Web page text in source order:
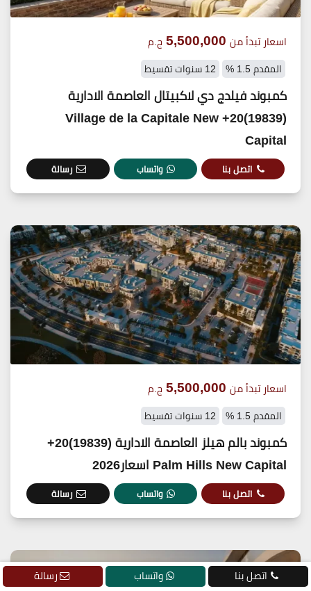
اسعار تبدأ من 5,500,000 ج.م
المقدم 1.5 % 12 سنوات تقسيط
كمبوند فيلدج دي لاكبيتال العاصمة الادارية
(19839)20+ Village de la Capitale New
Capital
اتصل بنا واتساب رسالة
اسعار تبدأ من 5,500,000 ج.م
المقدم 1.5 % 12 سنوات تقسيط
كمبوند بالم هيلز العاصمة الادارية (19839)20+
Palm Hills New Capital اسعار2026
اتصل بنا واتساب رسالة
اتصل بنا واتساب رسالة